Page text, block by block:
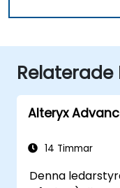
Relaterade
Alteryx
14 Timmar
Denna